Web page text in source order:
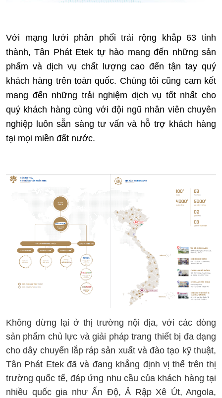
Với mạng lưới phân phối trải rộng khắp 63 tỉnh
thành, Tân Phát Etek tự hào mang đến những sản
phẩm và dịch vụ chất lượng cao đến tận tay quý
khách hàng trên toàn quốc. Chúng tôi cũng cam kết
mang đến những trải nghiệm dịch vụ tốt nhất cho
quý khách hàng cùng với đội ngũ nhân viên chuyên
nghiệp luôn sẵn sàng tư vấn và hỗ trợ khách hàng
tại mọi miền đất nước.
Không dừng lại ở thị trường nội địa, với các dòng
sản phẩm chủ lực và giải pháp trang thiết bị đa dạng
cho dây chuyển lắp ráp sản xuất và đào tạo kỹ thuật,
Tân Phát Etek đã và đang khẳng định vị thế trên thị
trường quốc tế, đáp ứng nhu cầu của khách hàng tại
nhiều quốc gia như Ấn Độ, Ả Rập Xê Út, Angola,